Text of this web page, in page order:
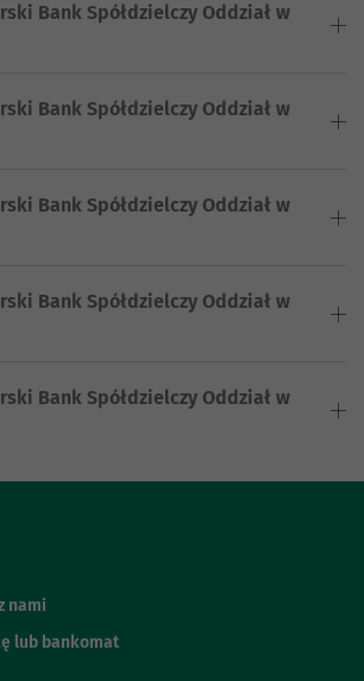
Bank Spółdzielczy Oddział w
Bank Spółdzielczy Oddział w
Bank Spółdzielczy Oddział w
Bank Spółdzielczy Oddział w
Bank Spółdzielczy Oddział w
nami
lub bankomat